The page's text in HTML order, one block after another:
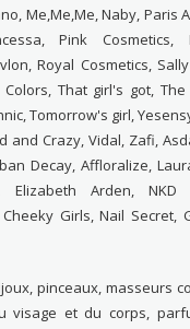
Me,Me,Me, Naby, Paris
Pink Cosmetics,
Royal Cosmetics,
Colors, That girl's got,
Tomorrow's girl,
and Crazy, Vidal, Zafi,
Decay, Affloralize,
Elizabeth Arden, NKD
Girls, Nail Secret,
pinceaux, masseurs
visage et du corps,